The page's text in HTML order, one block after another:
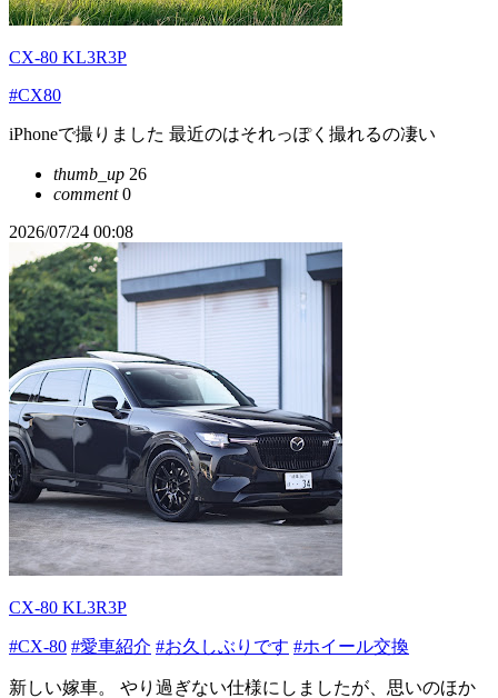
CX-80 KL3R3P
#CX80
iPhoneで撮りました 最近のはそれっぽく撮れるの凄い
thumb_up 26
comment0
2026/07/24 00:08
CX-80 KL3R3P
#CX-80 #愛車紹介 #お久しぶりです #ホイール交換
新しい嫁車。 やり過ぎない仕様にしましたが、思いのほか